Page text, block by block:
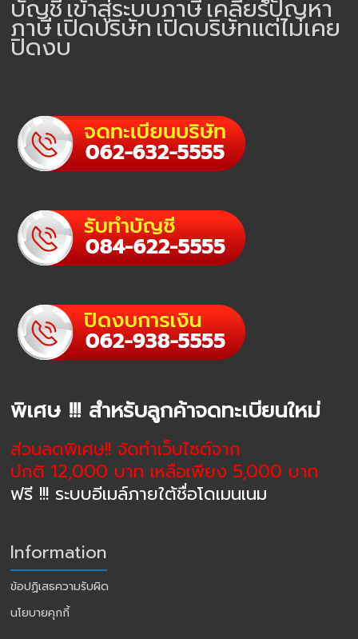
บัญชีเข้าสู่ระบบภาษีเคลียร์ปัญหา
ภาษีเปิดบริษัทเปิดบริษัทแต่ไม่เคย
ปิดงบ
พิเศษ !!! สำหรับลูกค้าจดทะเบียนใหม่
ส่วนลดพิเศษ!! จัดทำเว็บไซต์จาก
ปกติ 12,000 บาท เหลือเพียง 5,000 บาท
ฟรี !!! ระบบอีเมล์ภายใต้ชื่อโดเมนเนม
Information
ข้อปฏิเสธความรับผิด
นโยบายคุกกี้